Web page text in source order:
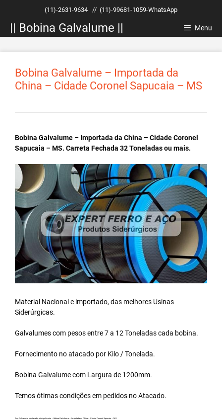
conteúdo
(11)-2631-9634 // (11)-99681-1059-WhatsApp
|| Bobina Galvalume || Menu
Bobina Galvalume – Importada da
China – Cidade Coronel Sapucaia – MS
Bobina Galvalume – Importada da China – Cidade Coronel
Sapucaia – MS. Carreta Fechada 32 Toneladas ou mais.
Material Nacional e importado, das melhores Usinas
Siderúrgicas.
Galvalumes com pesos entre 7 a 12 Toneladas cada bobina.
Fornecimento no atacado por Kilo / Tonelada.
Bobina Galvalumecom Largura de 1200mm.
Temos ótimas condições em pedidos no Atacado.
Aço Galvalume no atacado, principalmente – Bobina Galvalume – Importada da China – Cidade Coronel Sapucaia – MS.